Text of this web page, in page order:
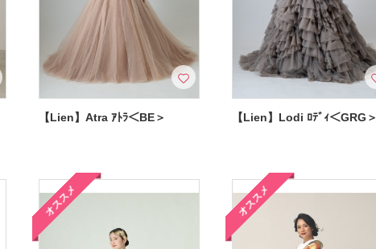
【Lien】Atra ｱﾄﾗ＜BE＞ 【Lien】Lodi ﾛﾃﾞｨ＜GRG＞
オススメ オススメ